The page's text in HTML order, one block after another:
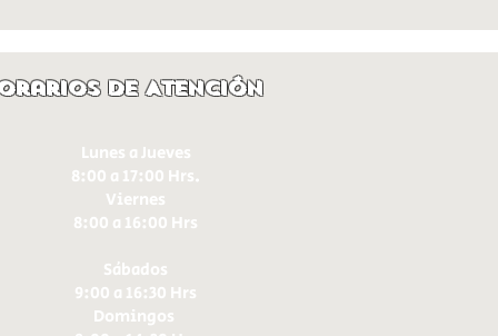
de Atención
Lunes a Jueves
8:00 a 17:00 Hrs.
Viernes
8:00 a 16:00 Hrs​
Sábados
9:00 a 16:30 Hrs
Domingos